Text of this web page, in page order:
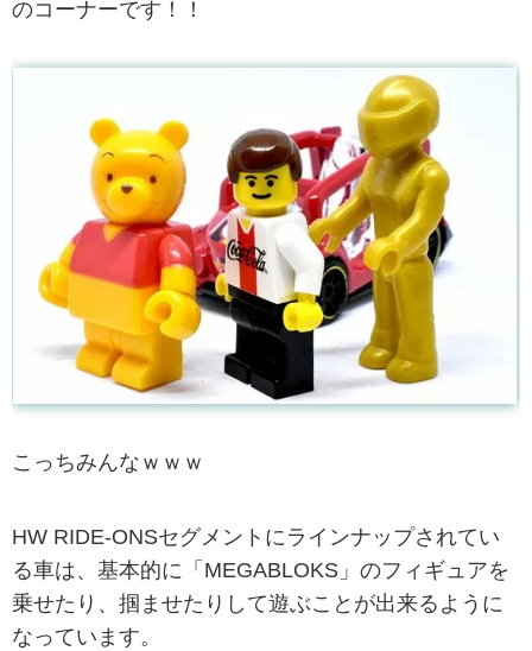
のコーナーです！！
こっちみんなｗｗｗ
HW RIDE-ONSセグメントにラインナップされてい
る車は、基本的に「MEGABLOKS」のフィギュアを
乗せたり、掴ませたりして遊ぶことが出来るように
なっています。